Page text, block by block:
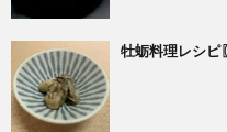
牡蛎料理レシピ